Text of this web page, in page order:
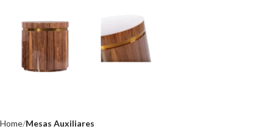
Home Mesas Auxiliares